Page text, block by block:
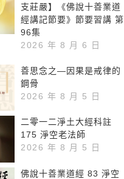
支莊嚴】《佛說十善業道
經講記節要》節要習講 第
96集
2026 年 8 月 6 日
善思念之—因果是戒律的
鋼骨
2026 年 8 月 5 日
二零一二淨土大經科註
175 淨空老法師
2026 年 8 月 5 日
佛說十善業道經 83 淨空